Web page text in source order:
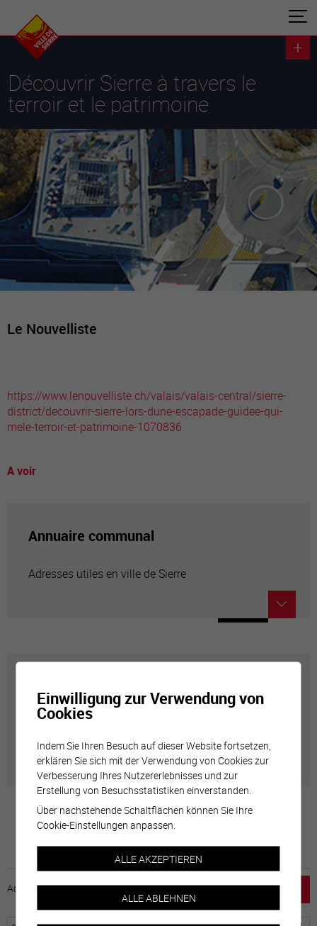
Découvrir Sierre à travers le
terroir et le patrimoine
Le Nouvelliste
https://www.lenouvelliste.ch/valais/valais-central/sierre-
district/decouvrir-sierre-lors-dune-escapade-guidee-qui-
mele-terroir-et-patrimoine-1070836
A voir
Annuaire communal
Adresses utiles en ville de Sierre
Géolocalisation de tous les points d'intérêt de la Ville
de Sierre.
Accueil horaire emploi Mentions légales
Einwilligung zur Verwendung von
Cookies
Indem Sie Ihren Besuch auf dieser Website fortsetzen,
erklären Sie sich mit der Verwendung von Cookies zur
Verbesserung Ihres Nutzererlebnisses und zur
Erstellung von Besuchsstatistiken einverstanden.
Über nachstehende Schaltflächen können Sie Ihre
Cookie-Einstellungen anpassen.
ALLE AKZEPTIEREN
ALLE ABLEHNEN